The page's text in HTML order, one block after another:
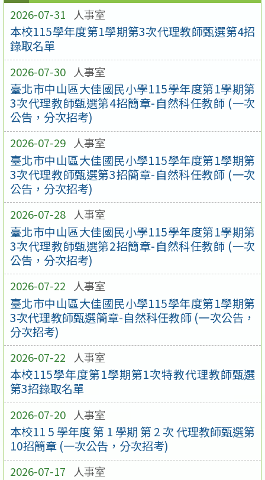
2026-07-31 人事室
本校115學年度第1學期第3次代理教師甄選第4招
錄取名單
2026-07-30 人事室
臺北市中山區大佳國民小學115學年度第1學期第
3次代理教師甄選第4招簡章-自然科任教師 (一次
公告，分次招考)
2026-07-29 人事室
臺北市中山區大佳國民小學115學年度第1學期第
3次代理教師甄選第3招簡章-自然科任教師 (一次
公告，分次招考)
2026-07-28 人事室
臺北市中山區大佳國民小學115學年度第1學期第
3次代理教師甄選第2招簡章-自然科任教師 (一次
公告，分次招考)
2026-07-22 人事室
臺北市中山區大佳國民小學115學年度第1學期第
3次代理教師甄選簡章-自然科任教師 (一次公告，
分次招考)
2026-07-22 人事室
本校115學年度第1學期第1次特教代理教師甄選
第3招錄取名單
2026-07-20 人事室
本校11 5 學年度 第 1 學期 第 2 次 代理教師甄選第
10招簡章 (一次公告，分次招考)
2026-07-17 人事室